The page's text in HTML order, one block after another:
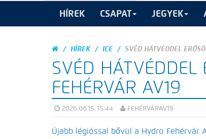
HÍREK CSAPAT JEGYEK
HÍREK ICE SVÉD HÁTVÉDDEL
SVÉD HÁTVÉDDEL
FEHÉRVÁR AV19
2026.06.15. 15:44 FEHÉRVÁRAV19
Újabb légióssal bővül a Hydro Fehérvár